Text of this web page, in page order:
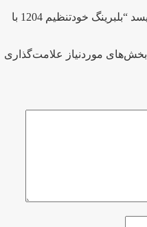
اولین کسی باشید که دیدگاهی می نویسد “بلبرینگ خودتنظیم 1204 با
بخش‌های موردنیاز علامت‌گذاری